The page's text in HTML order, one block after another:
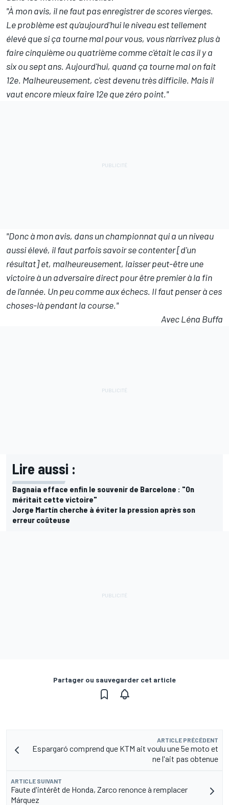
"À mon avis, il ne faut pas enregistrer de scores vierges.
Le problème est qu'aujourd'hui le niveau est tellement
élevé que si ça tourne mal pour vous, vous n'arrivez plus à
faire cinquième ou quatrième comme c'était le cas il y a
six ou sept ans. Aujourd'hui, quand ça tourne mal on fait
12e. Malheureusement, c'est devenu très difficile. Mais il
vaut encore mieux faire 12e que zéro point."
"Donc à mon avis, dans un championnat qui a un niveau
aussi élevé, il faut parfois savoir se contenter [d'un
résultat] et, malheureusement, laisser peut-être une
victoire à un adversaire direct pour être premier à la fin
de l'année. Un peu comme aux échecs. Il faut penser à ces
choses-là pendant la course."
Avec Léna Buffa
Lire aussi :
Bagnaia efface enfin le souvenir de Barcelone : "On
méritait cette victoire"
Jorge Martín cherche à éviter la pression après son
erreur coûteuse
Partager ou sauvegarder cet article
ARTICLE PRÉCÉDENT
Espargaró comprend que KTM ait voulu une 5e moto et
ne l'ait pas obtenue
ARTICLE SUIVANT
Faute d'intérêt de Honda, Zarco renonce à remplacer
Márquez